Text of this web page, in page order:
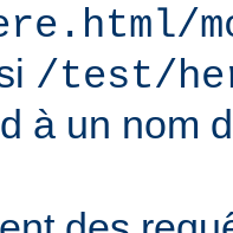
/test/
à un nom